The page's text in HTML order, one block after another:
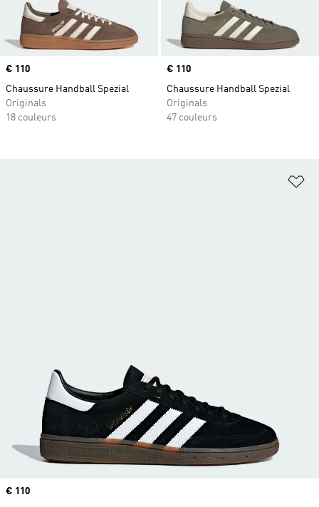
Prix
€ 110
Chaussure Handball Spezial
Originals
18 couleurs
Prix
€ 110
Chaussure Handball Spezial
Originals
47 couleurs
Prix
€ 110